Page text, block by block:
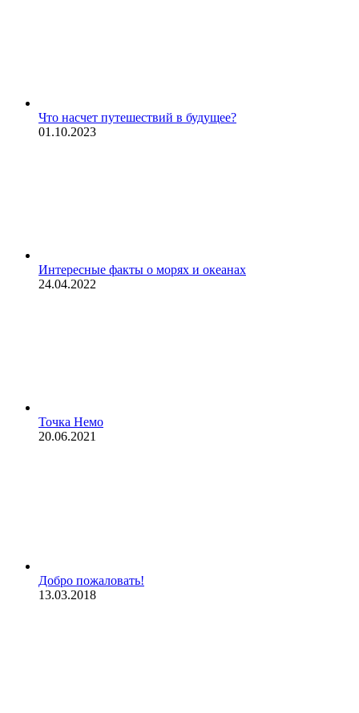
Что насчет путешествий в будущее?
01.10.2023
Интересные факты о морях и океанах
24.04.2022
Точка Немо
20.06.2021
Добро пожаловать!
13.03.2018